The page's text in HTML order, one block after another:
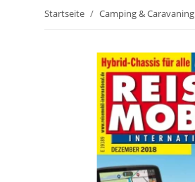
Startseite Camping & Caravaning